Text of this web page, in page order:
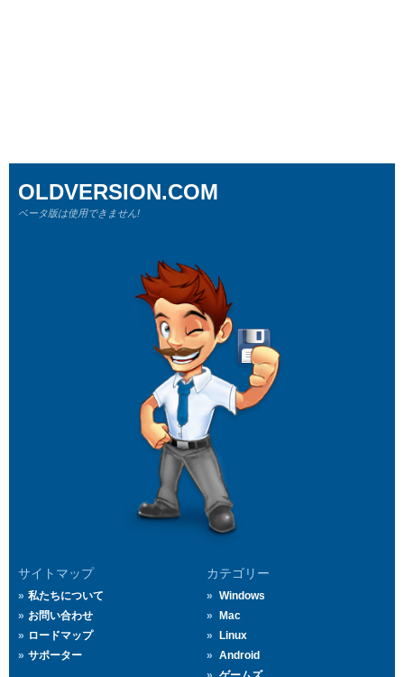
サイトマップ
私たちについて
お問い合わせ
ロードマップ
サポーター
カテゴリー
Windows
Mac
Linux
Android
OLDVERSION.COM
ベータ版は使用できません!